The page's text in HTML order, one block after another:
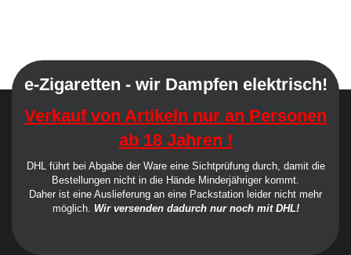
e-Zigaretten - wir Dampfen elektrisch!
Verkauf von Artikeln nur an Personen
ab 18 Jahren !
DHL führt bei Abgabe der Ware eine Sichtprüfung durch, damit die
Bestellungen nicht in die Hände Minderjähriger kommt.
Daher ist eine Auslieferung an eine Packstation leider nicht mehr
möglich. Wir versenden dadurch nur noch mit DHL!